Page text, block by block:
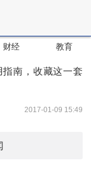
财经 教育
南，收藏这一套
2017-01-09 15:49